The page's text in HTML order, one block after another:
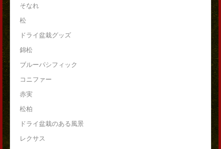
そなれ
松
ドライ盆栽グッズ
錦松
ブルーパシフィック
コニファー
赤実
松柏
ドライ盆栽のある風景
レクサス